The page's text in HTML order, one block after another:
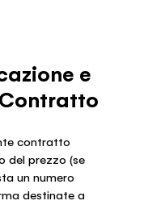
e
contratto
del prezzo (se
un numero
destinate a